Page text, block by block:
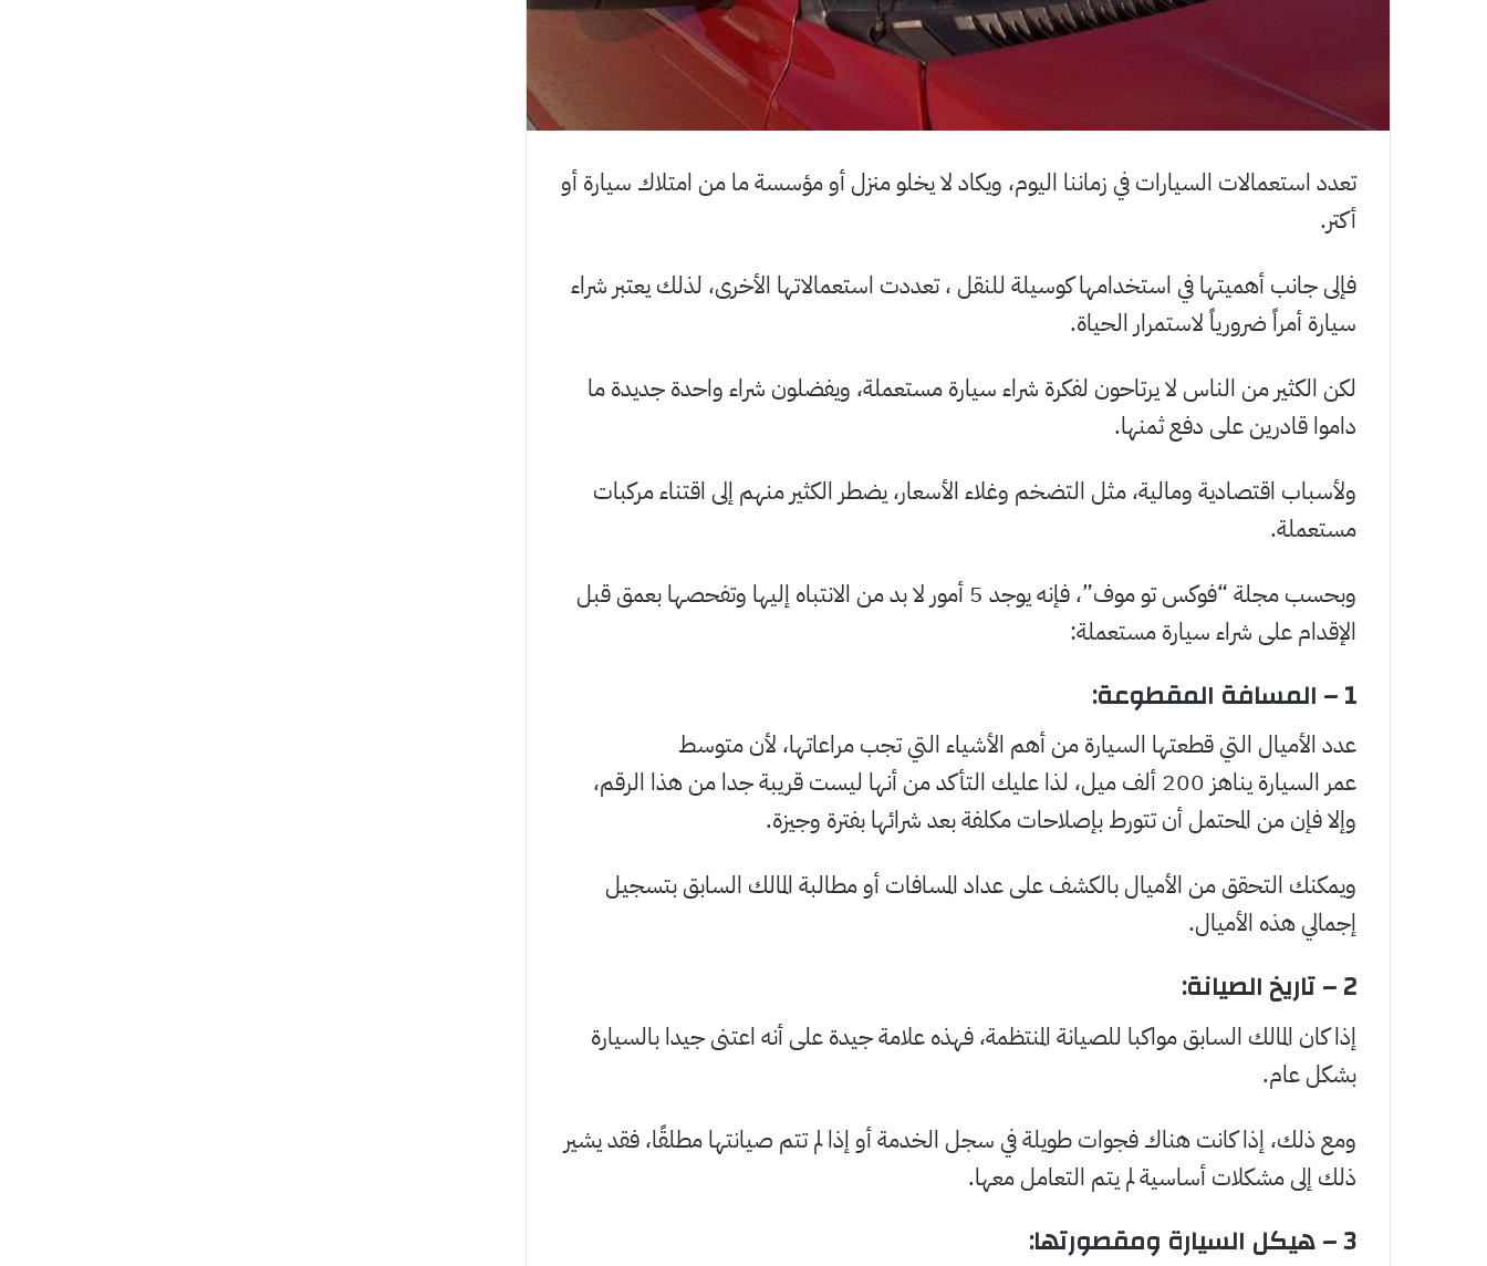
تعدد استعمالات السيارات في زماننا اليوم، ويكاد لا يخلو منزل أو مؤسسة ما من امتلاك سيارة أو
أكتر.
فإلى جانب أهميتها في استخدامها كوسيلة للنقل ، تعددت استعمالاتها الأخرى، لذلك يعتبر شراء
سيارة أمراً ضرورياً لاستمرار الحياة.
لكن الكثير من الناس لا يرتاحون لفكرة شراء سيارة مستعملة، ويفضلون شراء واحدة جديدة ما
داموا قادرين على دفع ثمنها.
ولأسباب اقتصادية ومالية، مثل التضخم وغلاء الأسعار، يضطر الكثير منهم إلى اقتناء مركبات
مستعملة.
وبحسب مجلة “فوكس تو موف”، فإنه يوجد 5 أمور لا بد من الانتباه إليها وتفحصها بعمق قبل
الإقدام على شراء سيارة مستعملة:
1 – المسافة المقطوعة:
عدد الأميال التي قطعتها السيارة من أهم الأشياء التي تجب مراعاتها، لأن متوسط
عمر السيارة يناهز 200 ألف ميل، لذا عليك التأكد من أنها ليست قريبة جدا من هذا الرقم،
وإلا فإن من المحتمل أن تتورط بإصلاحات مكلفة بعد شرائها بفترة وجيزة.
ويمكنك التحقق من الأميال بالكشف على عداد المسافات أو مطالبة المالك السابق بتسجيل
إجمالي هذه الأميال.
2 – تاريخ الصيانة:
إذا كان المالك السابق مواكبا للصيانة المنتظمة، فهذه علامة جيدة على أنه اعتنى جيدا بالسيارة
بشكل عام.
ومع ذلك، إذا كانت هناك فجوات طويلة في سجل الخدمة أو إذا لم تتم صيانتها مطلقًا، فقد يشير
ذلك إلى مشكلات أساسية لم يتم التعامل معها.
3 – هيكل السيارة ومقصورتها: